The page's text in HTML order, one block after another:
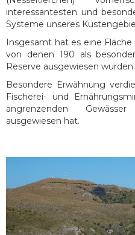
interessantesten und
Systeme unseres
Insgesamt hat es eine
von denen 190 als
Reserve ausgewiesen wurden.
Besondere Erwähnung
Fischerei- und
angrenzenden
ausgewiesen hat.